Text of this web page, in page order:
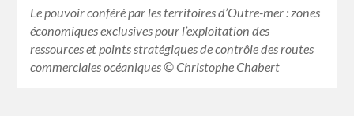
Le pouvoir conféré par les territoires d’Outre-mer : zones
économiques exclusives pour l’exploitation des
ressources et points stratégiques de contrôle des routes
commerciales océaniques © Christophe Chabert